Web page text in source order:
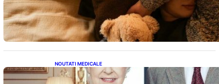
Somnul Sănătos: Câte Ore Trebuie Să Dormi
în Funcție de Vârstă și Impactul Asupra
Sănătății
NOUTATI MEDICALE
Longevitatea în Rândul Celebrităților: Lecții